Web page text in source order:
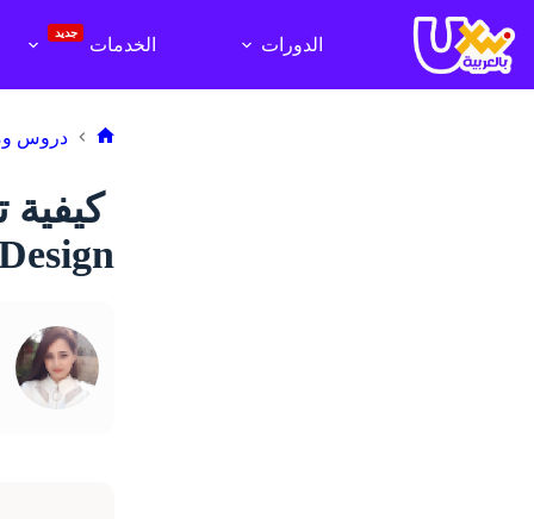
إلى
المحتوى
الدورات الخدمات
جديد
دروس